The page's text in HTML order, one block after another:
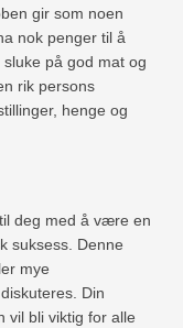
gir som noen
nok penger til å
på god mat og
rik persons
henge og
deg med å være en
suksess. Denne
mye
Din
vil bli viktig for alle